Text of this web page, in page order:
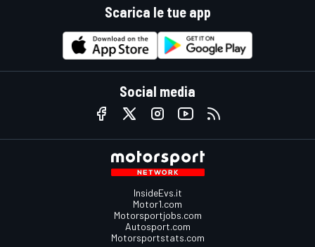
Scarica le tue app
Social media
InsideEvs.it
Motor1.com
Motorsportjobs.com
Autosport.com
Motorsportstats.com